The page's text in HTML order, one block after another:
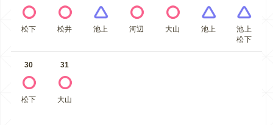
松下 松井 池上 河辺 大山 池上
池上
松下
30
松下
31
大山